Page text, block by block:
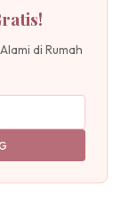
di Rumah